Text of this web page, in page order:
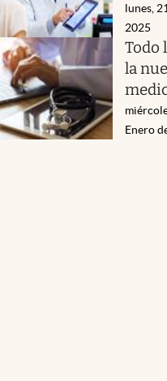
lunes,
2025
Todo
la
Enero